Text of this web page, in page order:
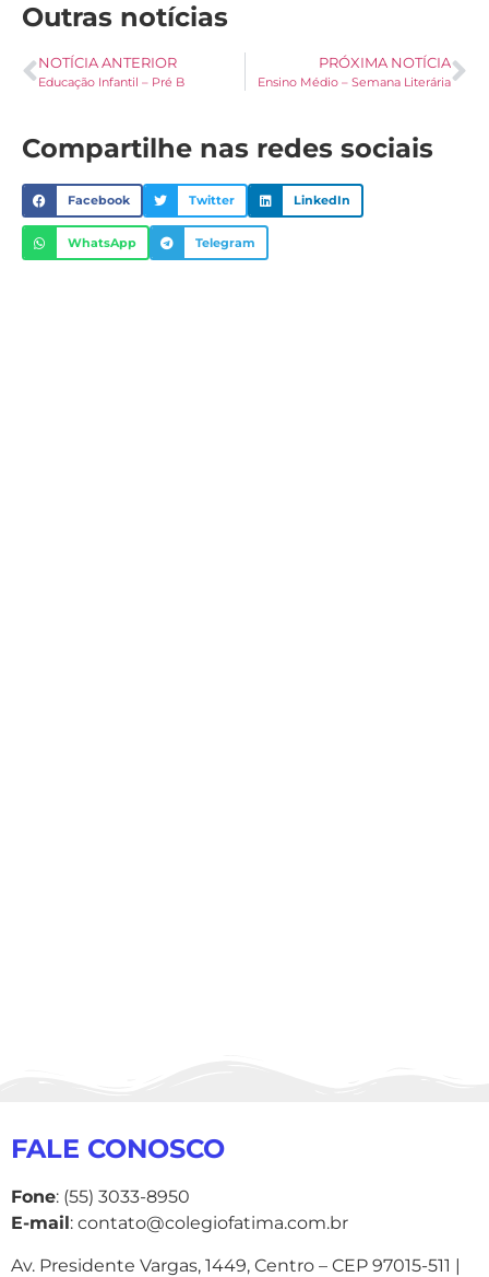
Outras notícias
NOTÍCIA ANTERIOR
Educação Infantil – Pré B
PRÓXIMA NOTÍCIA
Ensino Médio – Semana Literária
Compartilhe nas redes sociais
Facebook Twitter LinkedIn
WhatsApp Telegram
FALE CONOSCO
Fone: (55) 3033-8950
E-mail: contato@colegiofatima.com.br
Av. Presidente Vargas, 1449, Centro – CEP 97015-511 |